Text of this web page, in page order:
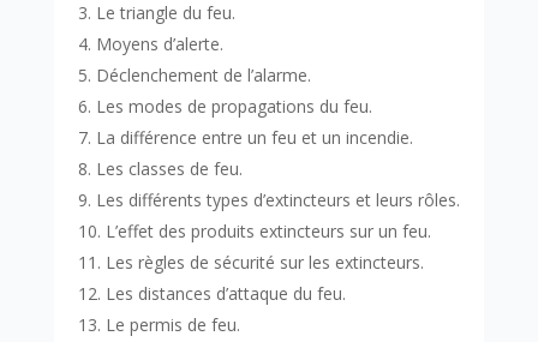
Le triangle du feu.
Moyens d’alerte.
Déclenchement de l’alarme.
Les modes de propagations du feu.
La différence entre un feu et un incendie.
Les classes de feu.
Les différents types d’extincteurs et leurs rôles.
L’effet des produits extincteurs sur un feu.
Les règles de sécurité sur les extincteurs.
Les distances d’attaque du feu.
Le permis de feu.